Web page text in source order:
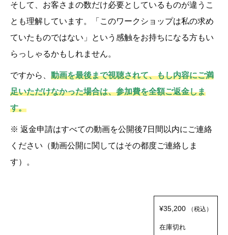
そして、お客さまの数だけ必要としているものが違うこ
とも理解しています。「このワークショップは私の求め
ていたものではない」という感触をお持ちになる方もい
らっしゃるかもしれません。
ですから、 動画を最後まで視聴されて、もし内容にご満
足いただけなかった場合は、参加費を全額ご返金しま
す。
※ 返金申請はすべての動画を公開後7日間以内にご連絡
ください（動画公開に関してはその都度ご連絡しま
す）。
¥35,200 （税込）
在庫切れ